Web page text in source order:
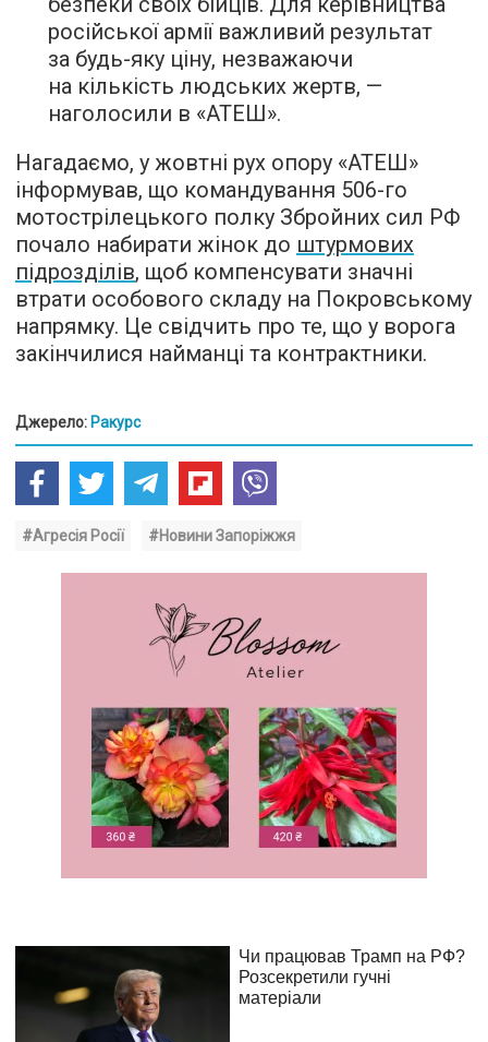
російської армії важливий результат
за будь-яку ціну, незважаючи
на кількість людських жертв, —
наголосили в «АТЕШ».
Нагадаємо, у жовтні рух опору «АТЕШ»
інформував, що командування 506-го
мотострілецького полку Збройних сил РФ
почало набирати жінок до штурмових
підрозділів, щоб компенсувати значні
втрати особового складу на Покровському
напрямку. Це свідчить про те, що у ворога
закінчилися найманці та контрактники.
Джерело: Ракурс
#Агресія Росії #Новини Запоріжжя